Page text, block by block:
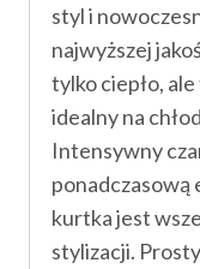
styl i
najwyższej
tylko ciepło,
idealny na
Intensywny
ponadczasową
kurtka jest
stylizacji.